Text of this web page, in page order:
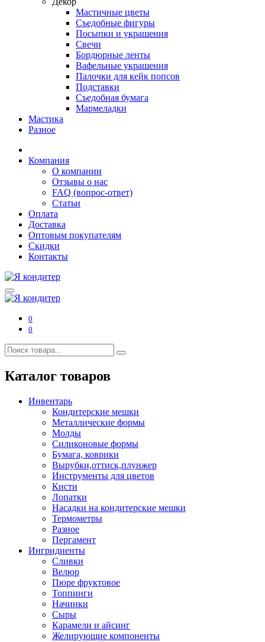
Мастичные цветы
Съедобные фигуры
Посыпки и украшения
Свечи
Бордюрные ленты
Вафельные украшения
Палочки для кейк попсов
Подставки
Съедобная бумага
Мармеладки
Мастика
Разное
Компания
О компании
Отзывы о нас
FAQ (вопрос-ответ)
Статьи
Оплата
Доставка
Оптовым покупателям
Скидки
Контакты
0
0
Каталог товаров
Инвентарь
Кондитерские мешки
Металлические формы
Молды
Силиконовые формы
Бумага, коврики
Вырубки,оттиск,плунжер
Инструменты для цветов
Кисти
Лопатки
Насадки на кондитерские мешки
Термометры
Разное
Пергамент
Ингридиенты
Сливки
Велюр
Пюре фруктовое
Топпинги
Начинки
Сыры
Карамели и айсинг
Желирующие компоненты